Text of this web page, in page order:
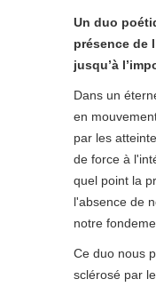
Un duo
présence de
jusqu’à
Dans un
en
par les
de force à
quel point la
l'absence de
notre
Ce duo nous
sclérosé par